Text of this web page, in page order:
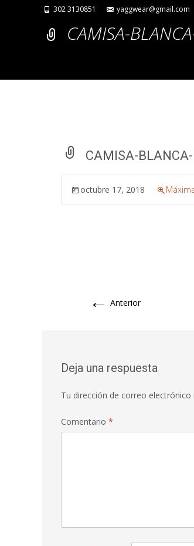
302 3130851 yaggwear@gmail.com
CAMISA-
CAMISA-
octubre 17, 2018
← Anterior
Deja una respuesta
Tu dirección de correo electrónico
Comentario *